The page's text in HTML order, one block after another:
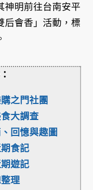
神明前往台南安平
后會香」活動，標
之門社團
大調查
回憶與趣圖
食記
遊記
理